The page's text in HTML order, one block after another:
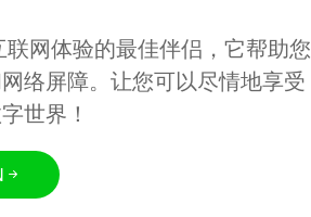
网体验的最佳伴侣，它帮助您
络屏障。让您可以尽情地享受
世界！